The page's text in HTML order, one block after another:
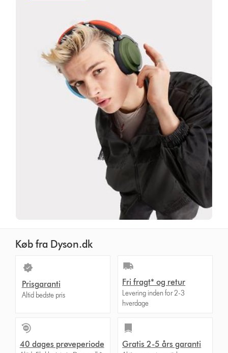
Køb fra Dyson.dk
Prisgaranti
Altid bedste pris
Fri fragt* og retur
Levering inden for 2-3
hverdage
40 dages prøveperiode Gratis 2-5 års garanti